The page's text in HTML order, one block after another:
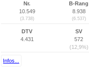
Nr.
10.549
(3.738)
B-Rang
8.938
(6.537)
DTV
4.431
SV
572
(12,9%)
Infos...